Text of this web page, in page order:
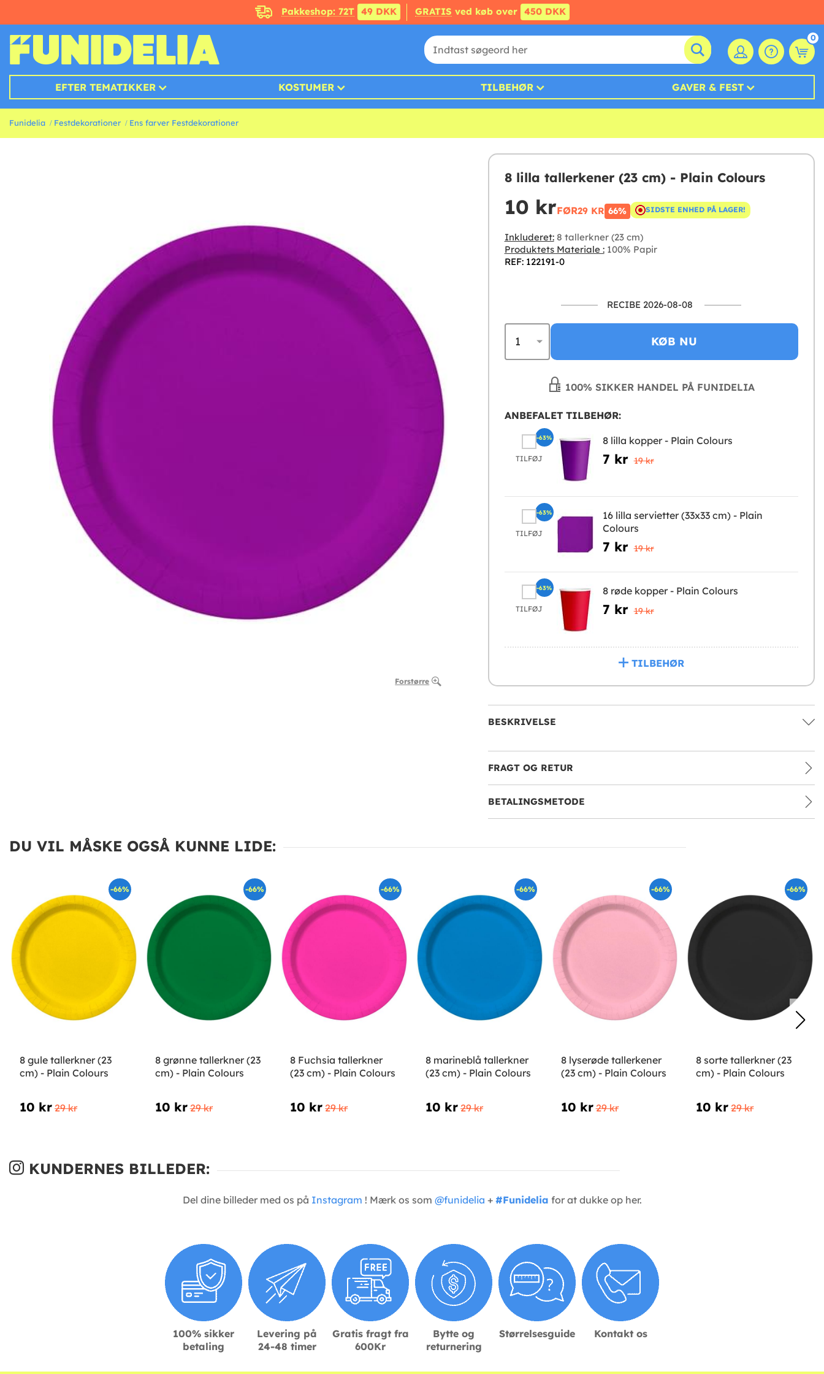
Pakkeshop: 72T 49 DKK GRATIS ved køb over 450 DKK
0
EFTER TEMATIKKER KOSTUMER TILBEHØR GAVER & FEST
Funidelia Festdekorationer Ens farver Festdekorationer
Forstørre
8 lilla tallerkener (23 cm) - Plain Colours
10 krFØR29 KR 66% SIDSTE ENHED PÅ LAGER!
Inkluderet:8 tallerkner (23 cm)
Produktets Materiale :100% Papir
REF: 122191-0
RECIBE 2026-08-08
KØB NU
100% SIKKER HANDEL PÅ FUNIDELIA
ANBEFALET TILBEHØR:
TILFØJ
8 lilla kopper - Plain Colours
7 kr 19 kr
-63%
TILFØJ
16 lilla servietter (33x33 cm) - Plain
Colours
7 kr 19 kr
-63%
TILFØJ
8 røde kopper - Plain Colours
7 kr 19 kr
-63%
TILBEHØR
BESKRIVELSE
FRAGT OG RETUR
BETALINGSMETODE
DU VIL MÅSKE OGSÅ KUNNE LIDE:
-66%
8 gule tallerkner (23
cm) - Plain Colours
10 kr 29 kr
-66%
8 grønne tallerkner (23
cm) - Plain Colours
10 kr 29 kr
-66%
8 Fuchsia tallerkner
(23 cm) - Plain Colours
10 kr 29 kr
-66%
8 marineblå tallerkner
(23 cm) - Plain Colours
10 kr 29 kr
-66%
8 lyserøde tallerkener
(23 cm) - Plain Colours
10 kr 29 kr
-66%
8 sorte tallerkner (23
cm) - Plain Colours
10 kr 29 kr
KUNDERNES BILLEDER:
Del dine billeder med os på Instagram ! Mærk os som @funidelia + #Funidelia for at dukke op her.
100% sikker
betaling
Levering på
24-48 timer
Gratis fragt fra
600Kr
Bytte og
returnering
Størrelsesguide Kontakt os